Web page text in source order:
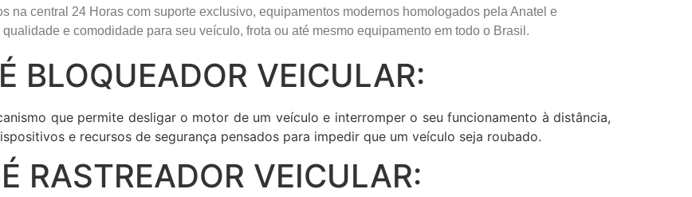
na central 24 Horas com suporte exclusivo, equipamentos modernos homologados pela Anatel e
e comodidade para seu veículo, frota ou até mesmo equipamento em todo o Brasil.
BLOQUEADOR VEICULAR:
que permite desligar o motor de um veículo e interromper o seu funcionamento à distância,
e recursos de segurança pensados para impedir que um veículo seja roubado.
RASTREADOR VEICULAR: